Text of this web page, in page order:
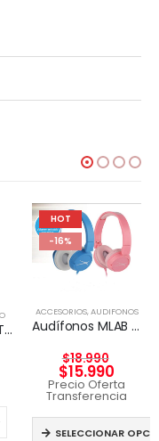
TECLADO PROFIT ERGO KENSIGTON
HOT
-16%
ACCESORIOS, AUDIFONOS
Audífonos MLAB KID FRIENDLY WIRED & HANDS FREE
$18.990
$15.990
Precio Oferta
Transferencia
SELECCIONAR